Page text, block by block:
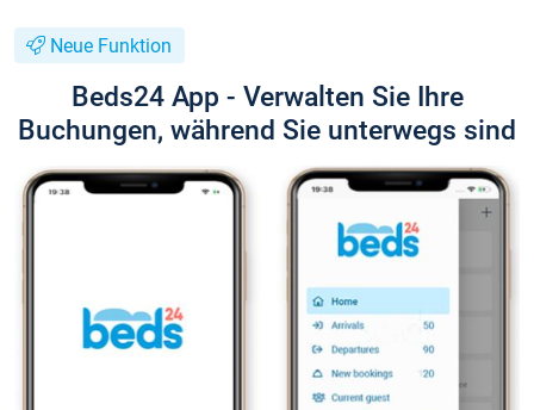
Neue Funktion
Beds24 App - Verwalten Sie Ihre
Buchungen, während Sie unterwegs sind